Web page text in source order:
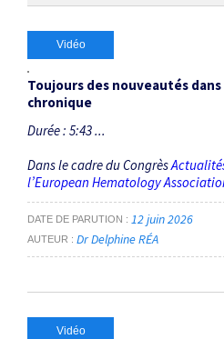
Vidéo
Toujours des nouveautés
chronique
Durée : 5:43 ...
Dans le cadre du Congrès
l’European Hematology
DATE DE PARUTION 12 juin 2026
AUTEUR Dr Delphine RÉA
Vidéo